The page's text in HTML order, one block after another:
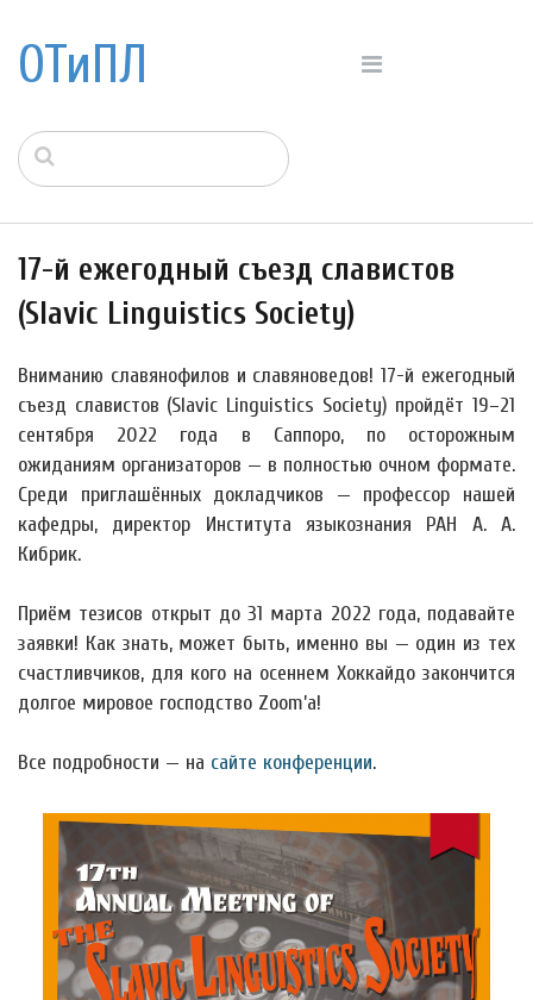
ОТиПЛ
17-й ежегодный съезд славистов
(Slavic Linguistics Society)
Вниманию славянофилов и славяноведов! 17-й ежегодный
съезд славистов (Slavic Linguistics Society) пройдёт 19–21
сентября 2022 года в Саппоро, по осторожным
ожиданиям организаторов — в полностью очном формате.
Среди приглашённых докладчиков — профессор нашей
кафедры, директор Института языкознания РАН А. А.
Кибрик.
Приём тезисов открыт до 31 марта 2022 года, подавайте
заявки! Как знать, может быть, именно вы — один из тех
счастливчиков, для кого на осеннем Хоккайдо закончится
долгое мировое господство Zoom’а!
Все подробности — на сайте конференции.